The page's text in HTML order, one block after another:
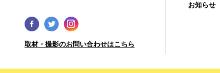
取材・撮影のお問い合わせはこちら
お知らせ